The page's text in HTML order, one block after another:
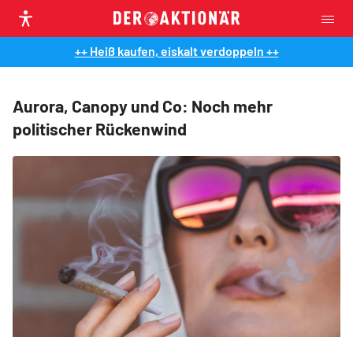
++ Heiß kaufen, eiskalt verdoppeln ++
Aurora, Canopy und Co: Noch mehr
politischer Rückenwind